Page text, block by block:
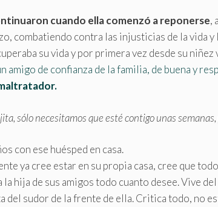
cuando ella comenzó a reponerse,
combatiendo contra las injusticias de la vida y
su vida y por primera vez desde su
amigo de confianza de la familia, de buena y
sólo necesitamos que esté contigo unas
con ese huésped en casa.
ya cree estar en su propia casa, cree que
hija de sus amigos todo cuanto desee. Vive del
del sudor de la frente de ella. Critica todo, no